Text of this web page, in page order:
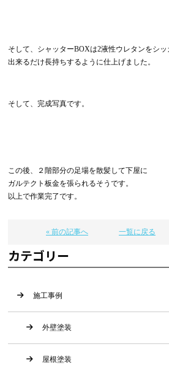
そして、シャッターBOXは2液性ウレタンをシ
出来るだけ長持ちするように仕上げました。
そして、完成写真です。
この後、２階部分の足場を散髪して下屋に
ガルテクト板金を張られるそうです。
以上で作業完了です。
« 前の記事へ 一覧に戻る
カテゴリー
施工事例
外壁塗装
屋根塗装